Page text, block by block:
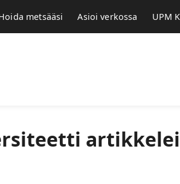
metsääsi Asioi verkossa UPM